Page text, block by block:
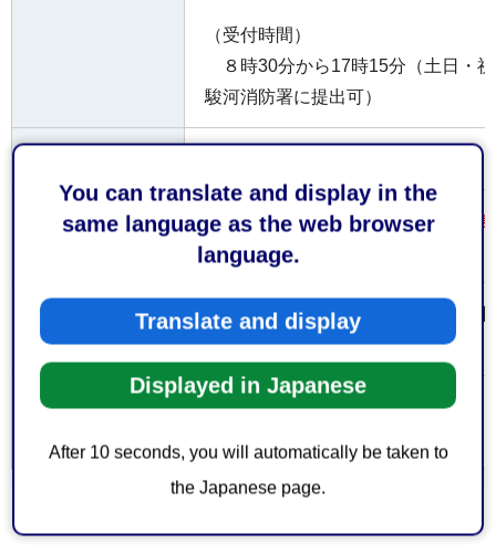
You can translate and display in the
same language as the web browser
language.
Translate and display
Displayed in Japanese
After 10 seconds, you will automatically be taken to
the Japanese page.
（受付時間）
８時30分から17時15分（土日・
駿河消防署に提出可）
注意事項
・ＦＡＸで提出する場合は、誤送信
う、十分ご注意下さい。
備考
・修了証及び認定証は、受理した日
します。
大分類 > 中分
消防・防災＞消防